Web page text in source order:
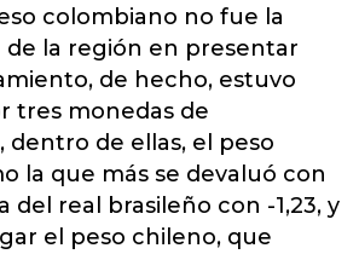
colombiano no fue la
de la región en presentar
de hecho, estuvo
tres monedas de
dentro de ellas, el peso
la que más se devaluó con
del real brasileño con -1,23, y
el peso chileno, que